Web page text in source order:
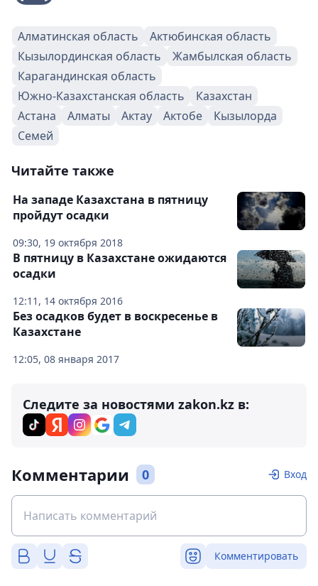
Алматинская область
Актюбинская область
Кызылординская область
Жамбылская область
Карагандинская область
Южно-Казахстанская область
Казахстан
Астана
Алматы Актау Актобе
Кызылорда
Семей
Читайте также
09:30, 19 октября 2018
На западе Казахстана в пятницу
пройдут осадки
12:11, 14 октября 2016
В пятницу в Казахстане ожидаются
осадки
12:05, 08 января 2017
Без осадков будет в воскресенье в
Казахстане
Следите за новостями zakon.kz в:
Комментарии 0 Вход
Комментировать